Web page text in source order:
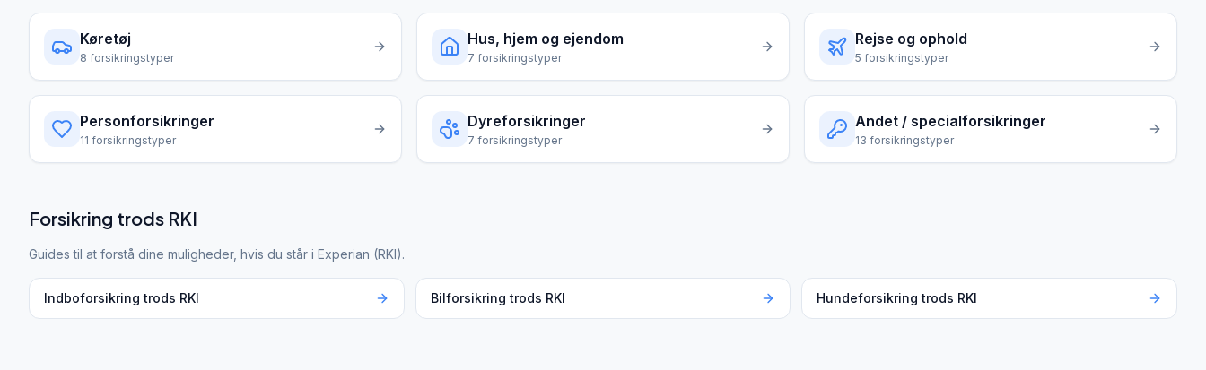
Køretøj
8 forsikringstyper
Hus, hjem og ejendom
7 forsikringstyper
Rejse og ophold
5 forsikringstyper
Personforsikringer
11 forsikringstyper
Dyreforsikringer
7 forsikringstyper
Andet / specialforsikringer
13 forsikringstyper
Forsikring trods RKI
Guides til at forstå dine muligheder, hvis du står i Experian (RKI).
Indboforsikring trods RKI Bilforsikring trods RKI Hundeforsikring trods RKI